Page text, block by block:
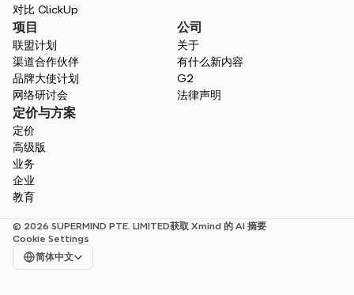
对比 ClickUp
项目
联盟计划
渠道合作伙伴
品牌大使计划
网络研讨会
公司
关于
有什么新内容
G2
法律声明
定价与方案
定价
高级版
业务
企业
教育
© 2026 SUPERMIND PTE. LIMITED获取 Xmind 的 AI 摘要
Cookie Settings
Select Language
简体中文